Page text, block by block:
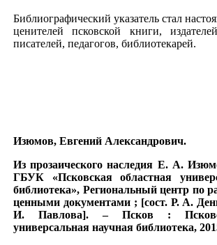
Библиографический указатель стал
ценителей псковской книги,
писателей, педагогов, библиотекарей.
Изюмов, Евгений Александрович.
Из прозаического наследия Е. А.
ГБУК «Псковская областная
библиотека», Региональный центр по
ценными документами ; [сост. Р. А.
И. Павлова]. – Псков :
универсальная научная библиотека,